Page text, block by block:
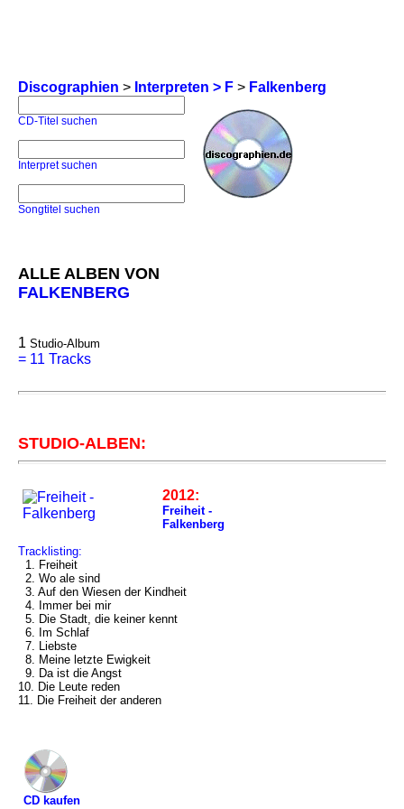
Discographien > Interpreten > F > Falkenberg
CD-Titel suchen
Interpret suchen
Songtitel suchen
ALLE ALBEN VON
FALKENBERG
1 Studio-Album
= 11 Tracks
STUDIO-ALBEN:
2012:
Freiheit -
Falkenberg
Tracklisting:
1. Freiheit
2. Wo ale sind
3. Auf den Wiesen der Kindheit
4. Immer bei mir
5. Die Stadt, die keiner kennt
6. Im Schlaf
7. Liebste
8. Meine letzte Ewigkeit
9. Da ist die Angst
10. Die Leute reden
11. Die Freiheit der anderen
CD kaufen